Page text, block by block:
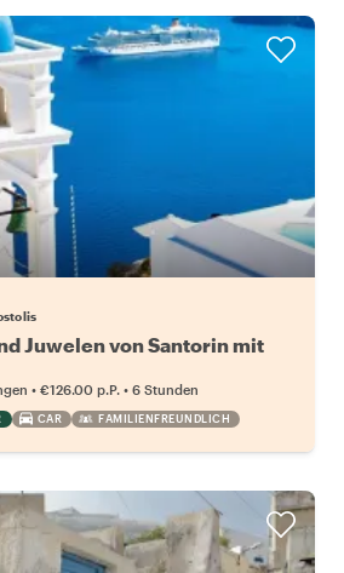
Juwelen von Santorin mit
• €126.00 p.P. • 6 Stunden
CAR FAMILIENFREUNDLICH